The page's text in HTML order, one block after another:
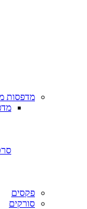
מדפסות
פקסים
סורקים